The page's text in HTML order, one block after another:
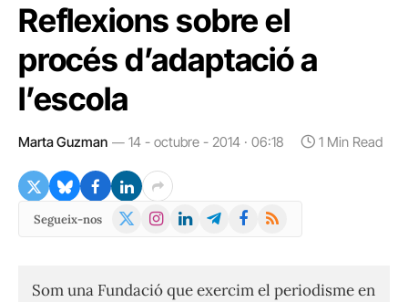
Reflexions sobre el
procés d’adaptació a
l’escola
Marta Guzman 14 - octubre - 2014 · 06:18 1 Min Read
Segueix-nos
X
Instagram
LinkedInTelegramFacebook
RSS
Som una Fundació que exercim el periodisme en